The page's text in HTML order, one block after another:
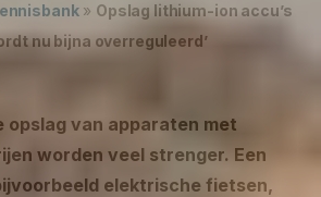
» Opslag lithium-ion accu’s
nu bijna overreguleerd’
opslag van apparaten met
worden veel strenger. Een
elektrische fietsen,